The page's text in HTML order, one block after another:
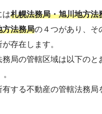
は札幌法務局・旭川地方法
方法務局の４つがあり、そ
存在します。
務局の管轄区域は以下のと
有する不動産の管轄法務局